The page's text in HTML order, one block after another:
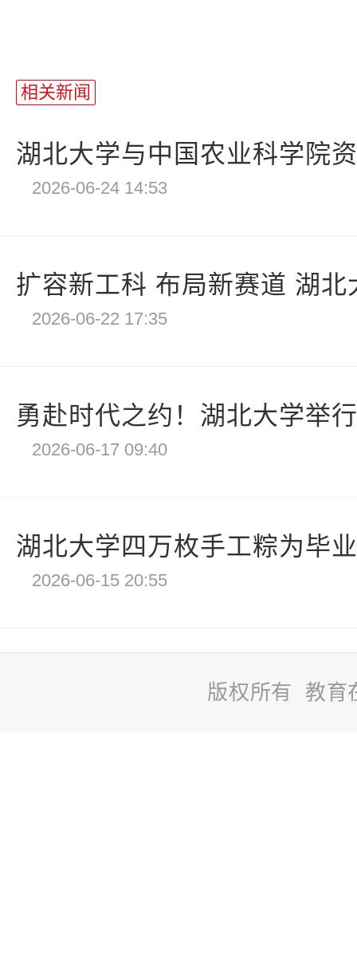
相关新闻
湖北大学与中国农业科学院
2026-06-24 14:53
扩容新工科 布局新赛道 湖
2026-06-22 17:35
勇赴时代之约！湖北大学举
2026-06-17 09:40
湖北大学四万枚手工粽为毕
2026-06-15 20:55
版权所有 教育